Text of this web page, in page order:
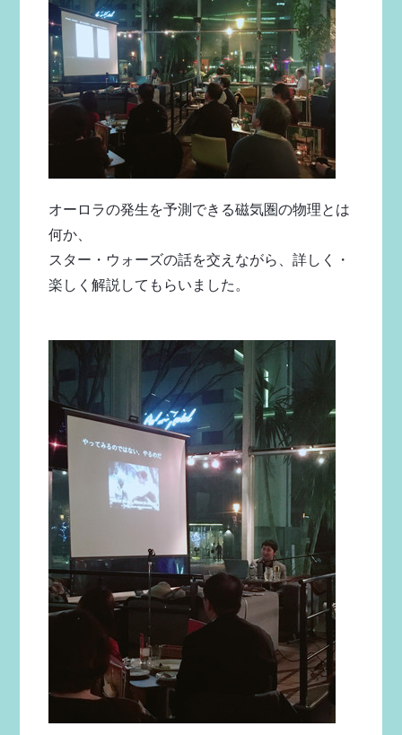
オーロラの発生を予測できる磁気圏の物理とは
何か、
スター・ウォーズの話を交えながら、詳しく・
楽しく解説してもらいました。